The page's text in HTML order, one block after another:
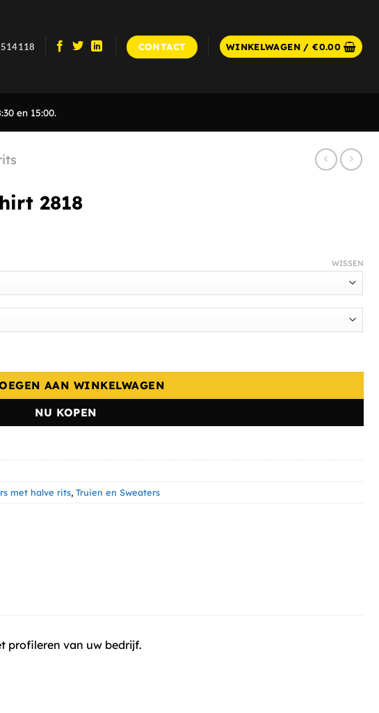
CONTACT WINKELWAGEN /€0.00
en 15:00.
2818
WISSEN
AAN WINKELWAGEN
NU KOPEN
met halve rits,Truien en Sweaters
profileren van uw bedrijf.